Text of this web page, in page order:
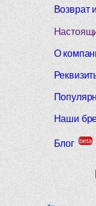
Возврат
О
Наши
Блог beta